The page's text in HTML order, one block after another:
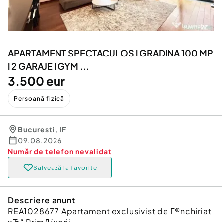
Servicii
Animale de companie
Inchiriere Bunuri si Vehicule
Utilaje agricole si industriale
Piese auto si accesorii
APARTAMENT SPECTACULOS l GRADINA 100 MP
l 2 GARAJE l GYM ...
3.500 eur
Persoană fizică
Bucuresti, IF
09.08.2026
Număr de telefon nevalidat
Salvează la favorite
Descriere anunt
REA1028677 Apartament exclusivist de Г®nchiriat